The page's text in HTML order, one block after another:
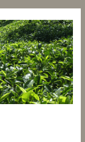
a
p
p